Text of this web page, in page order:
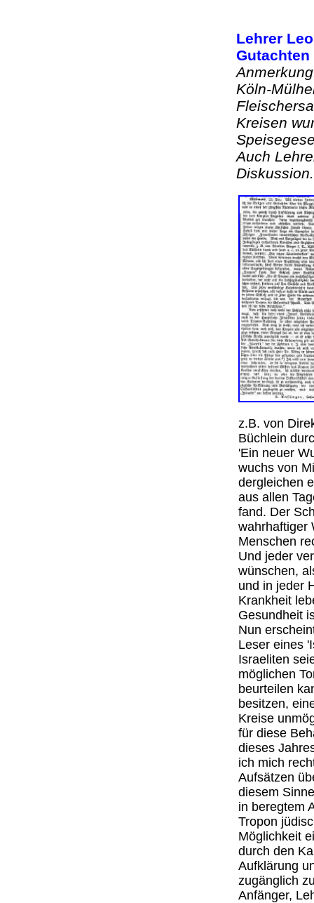
Lehrer
Köln-
Kreisen
Auch
z.B. von
Büchlein
'Ein neuer
wuchs von
dergleichen
aus allen
fand. Der
wahrhaftiger
Menschen
Und jeder
wünschen,
und in jeder
Krankheit
Gesundheit
Nun
Leser eines
Israeliten
möglichen
beurteilen
besitzen,
Kreise
für diese
dieses
ich mich
Aufsätzen
diesem
in beregtem
Tropon
Möglichkeit
durch den
Aufklärung
zugänglich
Anfänger,